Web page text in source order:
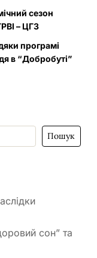
сезон
– ЦГЗ
програмі
в “Добробуті”
Пошук
сон” та